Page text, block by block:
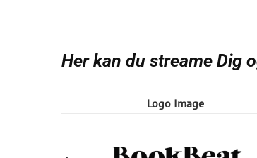
Her kan du streame Dig
Logo Image